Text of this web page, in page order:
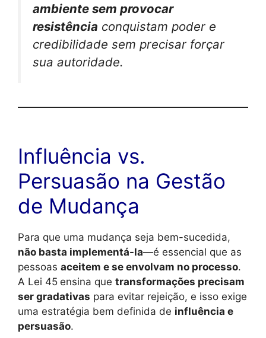
ambiente sem provocar
resistência conquistam poder e
credibilidade sem precisar forçar
sua autoridade.
Influência vs.
Persuasão na Gestão
de Mudança
Para que uma mudança seja bem-sucedida,
não basta implementá-la—é essencial que as
pessoas aceitem e se envolvam no processo.
A Lei 45 ensina que transformações precisam
ser gradativas para evitar rejeição, e isso exige
uma estratégia bem definida de influência e
persuasão.